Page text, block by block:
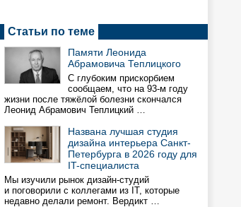
Статьи по теме
Памяти Леонида
Абрамовича Теплицкого
С глубоким прискорбием
сообщаем, что на 93-м году
жизни после тяжёлой болезни скончался
Леонид Абрамович Теплицкий …
Названа лучшая студия
дизайна интерьера Санкт-
Петербурга в 2026 году для
IT-специалиста
Мы изучили рынок дизайн-студий
и поговорили с коллегами из IT, которые
недавно делали ремонт. Вердикт …